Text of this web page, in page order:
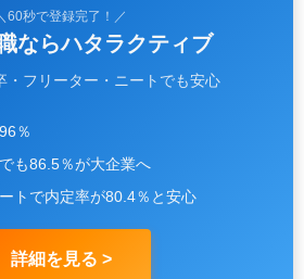
60秒で登録完了！／
ならハタラクティブ
・フリーター・ニートでも安心
％
も86.5％が大企業へ
トで内定率が80.4％と安心
詳細を見る >